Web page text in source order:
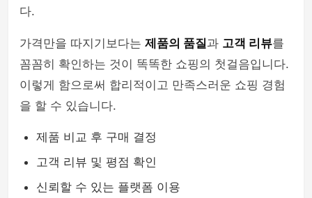
다.
가격만을 따지기보다는 제품의 품질과 고객 리뷰를
꼼꼼히 확인하는 것이 똑똑한 쇼핑의 첫걸음입니다.
이렇게 함으로써 합리적이고 만족스러운 쇼핑 경험
을 할 수 있습니다.
제품 비교 후 구매 결정
고객 리뷰 및 평점 확인
신뢰할 수 있는 플랫폼 이용